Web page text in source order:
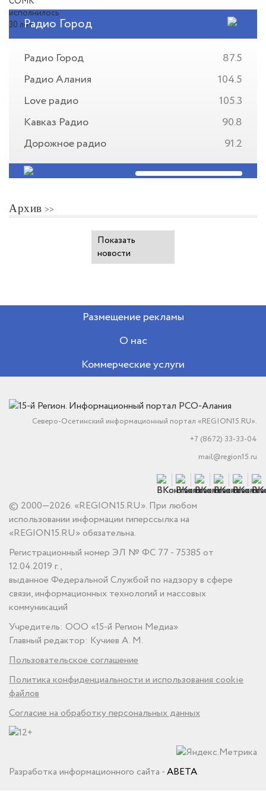
Радио Город
Радио Город
87.5
Радио Алания
104.5
Love радио
105.3
Кавказ Радио
90.8
Дорожное радио
91.2
Архив
Показать
новости
Размещение рекламы
О нас
Коммерческие услуги
Северо-Осетинский информационный портал «REGION15.RU».
+7 (8672) 33-33-04
mail@region15.ru
© 2000—2026. «REGION15.RU». При любом
использовании информации гиперссылка на
«REGION15.RU» обязательна.
Регистрационный номер ЭЛ № ФС 77 - 75385 от
12.04.2019 г.,
выданное Федеральной Службой по надзору в сфере
связи, информационных технологий и массовых
коммуникаций
Учредитель: ООО «15-й Регион Медиа»
Главный редактор: Кучиев А. М.
Пользовательское соглашение
Политика конфиденциальности и использования cookie
файлов
Согласие на обработку персональных данных
Разработка информационного сайта -ABETA